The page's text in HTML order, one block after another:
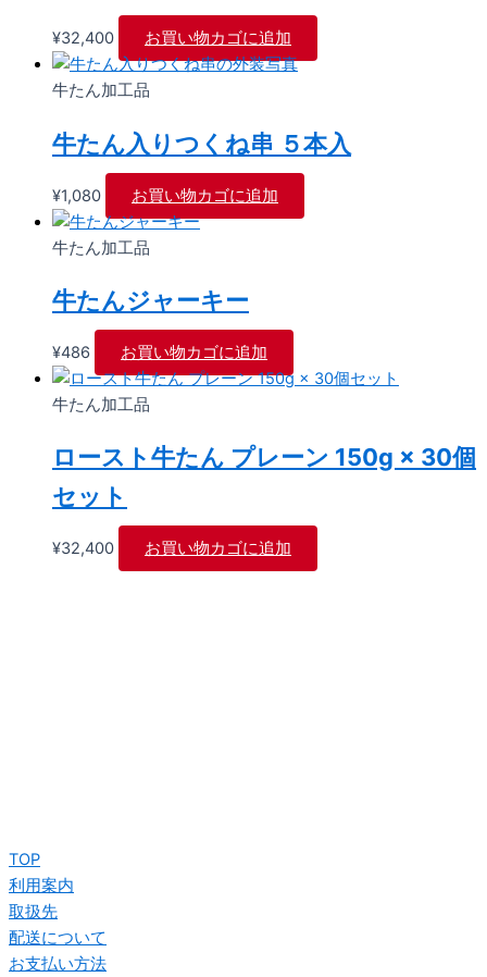
¥32,400 お買い物カゴに追加
牛たん加工品
牛たん入りつくね串​ ５本入
¥1,080 お買い物カゴに追加
牛たん加工品
牛たんジャーキー
¥486 お買い物カゴに追加
牛たん加工品
ロースト牛たん プレーン​ 150g × 30個
セット
¥32,400 お買い物カゴに追加
TOP
利用案内
取扱先
配送について
お支払い方法